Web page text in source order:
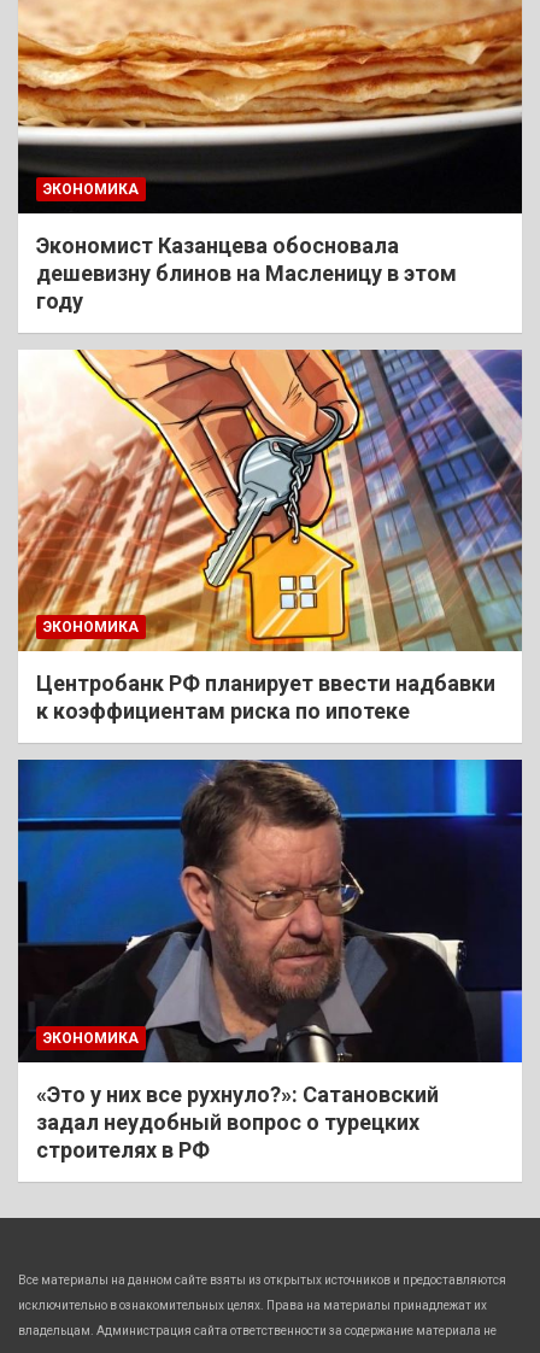
ЭКОНОМИКА
Экономист Казанцева обосновала
дешевизну блинов на Масленицу в этом
году
ЭКОНОМИКА
Центробанк РФ планирует ввести надбавки
к коэффициентам риска по ипотеке
ЭКОНОМИКА
«Это у них все рухнуло?»: Сатановский
задал неудобный вопрос о турецких
строителях в РФ
Все материалы на данном сайте взяты из открытых источников и предоставляются
исключительно в ознакомительных целях. Права на материалы принадлежат их
владельцам. Администрация сайта ответственности за содержание материала не